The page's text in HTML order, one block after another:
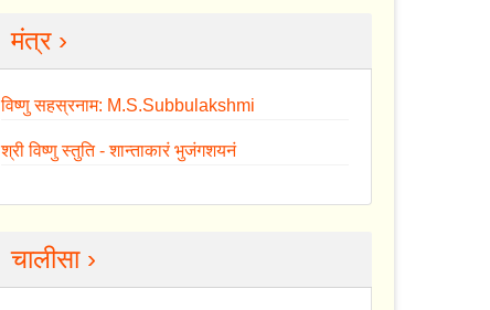
मंत्र ›
विष्णु सहस्रनाम: M.S.Subbulakshmi
श्री विष्णु स्तुति - शान्ताकारं भुजंगशयनं
चालीसा ›